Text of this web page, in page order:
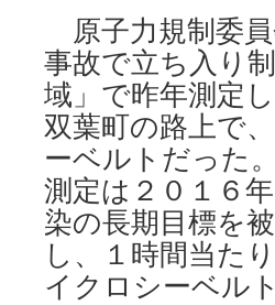
原子力規制委
事故で立ち入り
域」で昨年測定
双葉町の路上で
ーベルトだっ
測定は２０１６
染の長期目標を
し、１時間当た
イクロシーベ